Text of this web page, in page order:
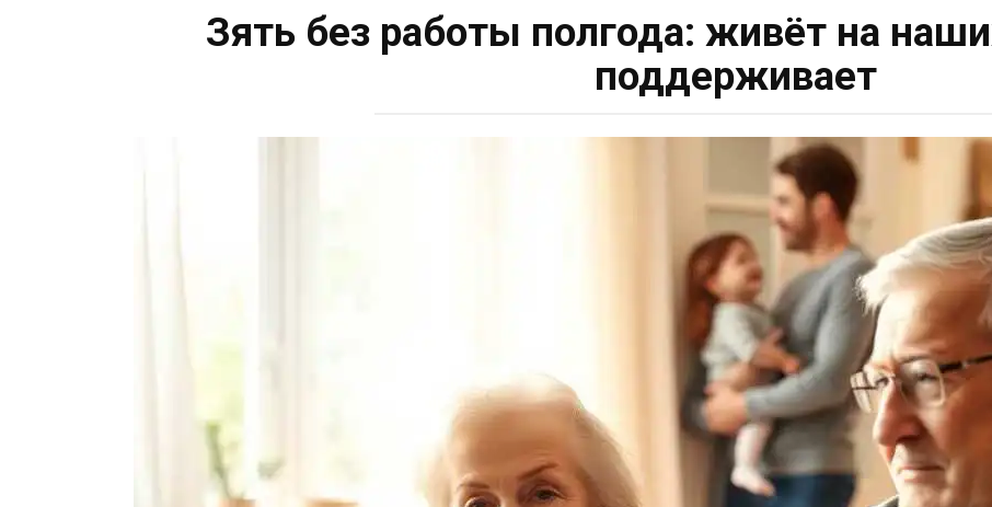
Зять без работы полгода: живёт на
поддерживает